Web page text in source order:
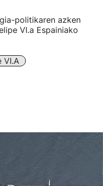
politikaren azken
VI.a Espainiako
VI.a